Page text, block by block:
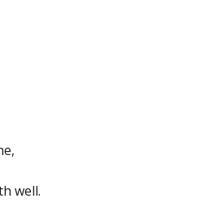
well.